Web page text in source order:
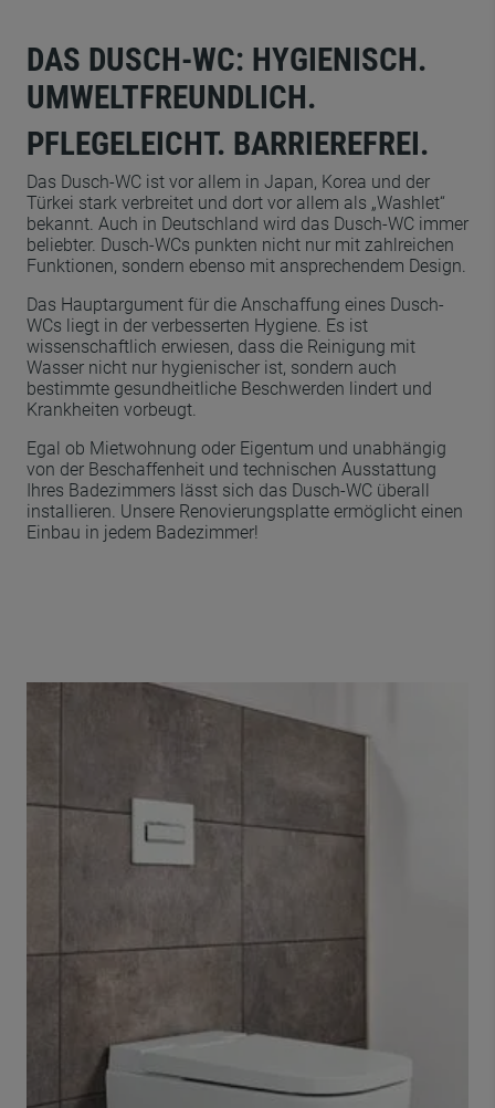
DAS DUSCH-WC: HYGIENISCH.
UMWELTFREUNDLICH.
PFLEGELEICHT. BARRIEREFREI.
Das Dusch-WC ist vor allem in Japan, Korea und der
Türkei stark verbreitet und dort vor allem als „Washlet“
bekannt. Auch in Deutschland wird das Dusch-WC immer
beliebter. Dusch-WCs punkten nicht nur mit zahlreichen
Funktionen, sondern ebenso mit ansprechendem Design.
Das Hauptargument für die Anschaffung eines Dusch-
WCs liegt in der verbesserten Hygiene. Es ist
wissenschaftlich erwiesen, dass die Reinigung mit
Wasser nicht nur hygienischer ist, sondern auch
bestimmte gesundheitliche Beschwerden lindert und
Krankheiten vorbeugt.
Egal ob Mietwohnung oder Eigentum und unabhängig
von der Beschaffenheit und technischen Ausstattung
Ihres Badezimmers lässt sich das Dusch-WC überall
installieren. Unsere Renovierungsplatte ermöglicht einen
Einbau in jedem Badezimmer!